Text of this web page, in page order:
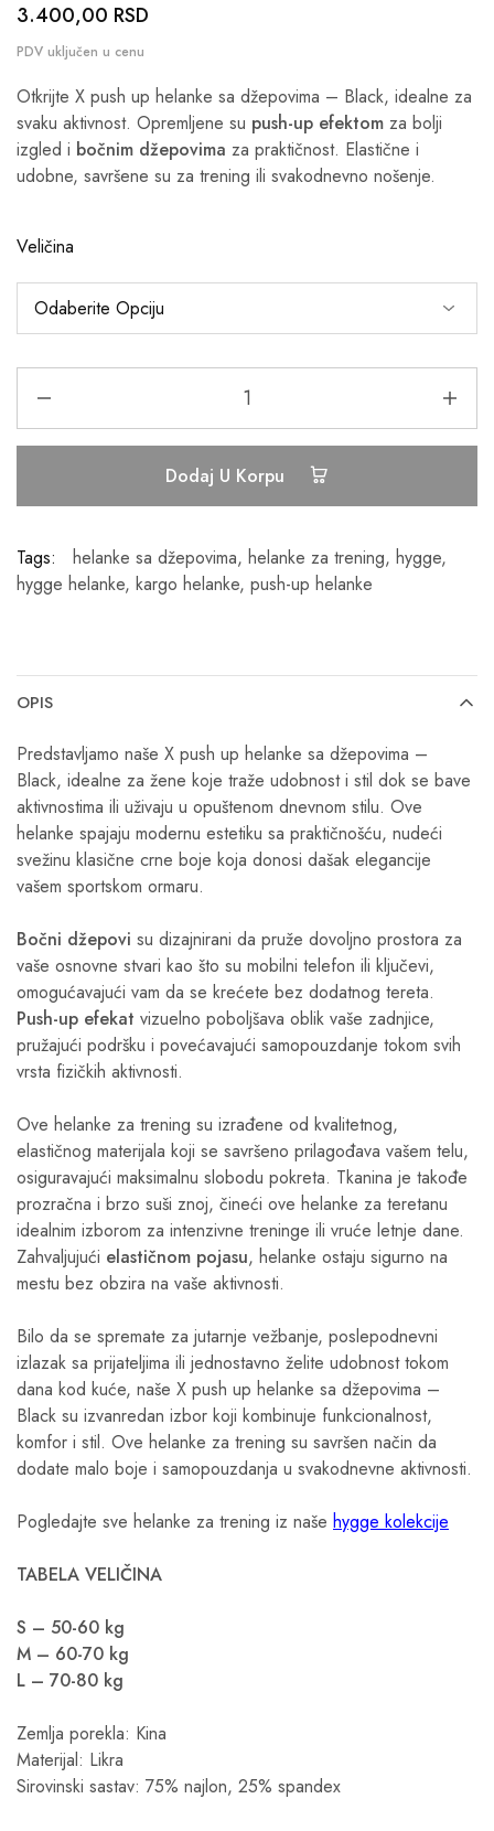
3.400,00 RSD
Otkrijte X push up helanke sa džepovima – Black, idealne za
svaku aktivnost. Opremljene su push-up efektom za bolji
izgled i bočnim džepovima za praktičnost. Elastične i
udobne, savršene su za trening ili svakodnevno nošenje.
Veličina
Dodaj U Korpu
Tags: helanke sa džepovima, helanke za trening, hygge,
hygge helanke, kargo helanke, push-up helanke
OPIS
Predstavljamo naše X push up helanke sa džepovima –
Black, idealne za žene koje traže udobnost i stil dok se bave
aktivnostima ili uživaju u opuštenom dnevnom stilu. Ove
helanke spajaju modernu estetiku sa praktičnošću, nudeći
svežinu klasične crne boje koja donosi dašak elegancije
vašem sportskom ormaru.
Bočni džepovi su dizajnirani da pruže dovoljno prostora za
vaše osnovne stvari kao što su mobilni telefon ili ključevi,
omogućavajući vam da se krećete bez dodatnog tereta.
Push-up efekat vizuelno poboljšava oblik vaše zadnjice,
pružajući podršku i povećavajući samopouzdanje tokom svih
vrsta fizičkih aktivnosti.
Ove helanke za trening su izrađene od kvalitetnog,
elastičnog materijala koji se savršeno prilagođava vašem telu,
osiguravajući maksimalnu slobodu pokreta. Tkanina je takođe
prozračna i brzo suši znoj, čineći ove helanke za teretanu
idealnim izborom za intenzivne treninge ili vruće letnje dane.
Zahvaljujući elastičnom pojasu, helanke ostaju sigurno na
mestu bez obzira na vaše aktivnosti.
Bilo da se spremate za jutarnje vežbanje, poslepodnevni
izlazak sa prijateljima ili jednostavno želite udobnost tokom
dana kod kuće, naše X push up helanke sa džepovima –
Black su izvanredan izbor koji kombinuje funkcionalnost,
komfor i stil. Ove helanke za trening su savršen način da
dodate malo boje i samopouzdanja u svakodnevne aktivnosti.
Pogledajte sve helanke za trening iz naše hygge kolekcije
TABELA VELIČINA
S – 50-60 kg
M – 60-70 kg
L – 70-80 kg
Zemlja porekla: Kina
Materijal: Likra
Sirovinski sastav: 75% najlon, 25% spandex